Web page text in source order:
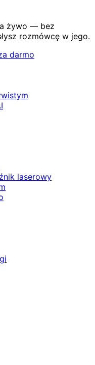
żywo — bez
rozmówcę w jego.
darmo
laserowy